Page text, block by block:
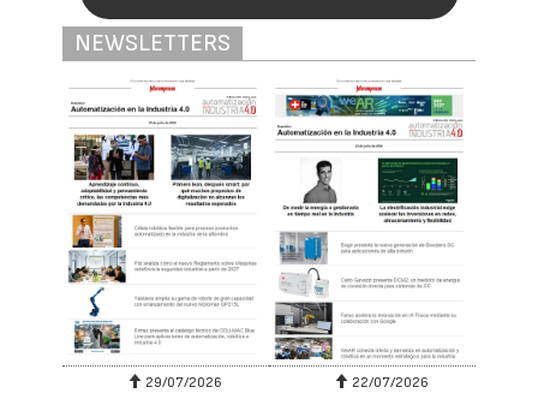
NEWSLETTERS
29/07/2026 22/07/2026